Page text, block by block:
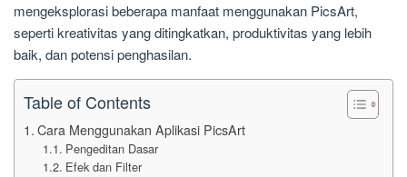
mengeksplorasi beberapa manfaat menggunakan PicsArt,
seperti kreativitas yang ditingkatkan, produktivitas yang lebih
baik, dan potensi penghasilan.
Table of Contents
Cara Menggunakan Aplikasi PicsArt
Pengeditan Dasar
Efek dan Filter